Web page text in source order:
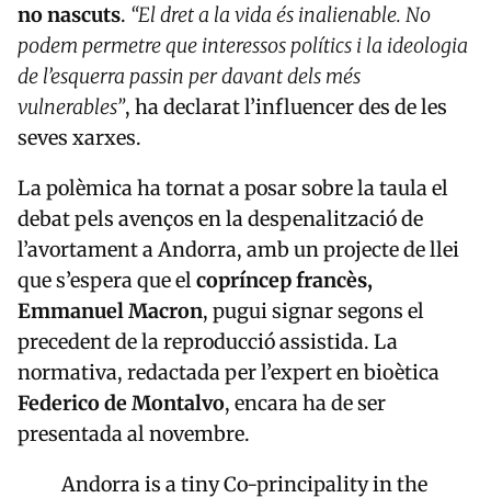
no nascuts. “El dret a la vida és inalienable. No
podem permetre que interessos polítics i la ideologia
de l’esquerra passin per davant dels més
vulnerables”, ha declarat l’influencer des de les
seves xarxes.
La polèmica ha tornat a posar sobre la taula el
debat pels avenços en ladespenalització de
l’avortament a Andorra, amb un projecte de llei
que s’espera que elcopríncep francès,
Emmanuel Macron, pugui signar segons el
precedent de la reproducció assistida. La
normativa, redactada per l’expert en bioètica
Federico de Montalvo, encara ha de ser
presentada al novembre.
Andorra is a tiny Co-principality in the